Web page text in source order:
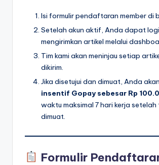
Isi formulir pendaftaran member di
Setelah akun aktif, Anda dapat
mengirimkan artikel melalui
Tim kami akan meninjau setiap
dikirim.
Jika disetujui dan dimuat, Anda
insentif Gopay sebesar Rp
waktu maksimal 7 hari kerja setelah
dimuat.
Formulir